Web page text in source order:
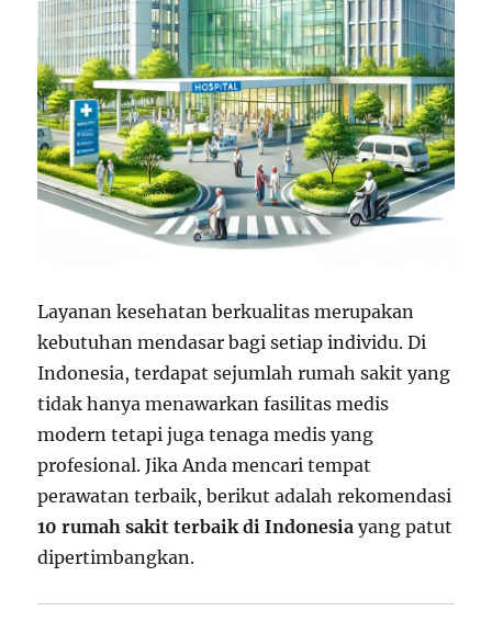
Layanan kesehatan berkualitas merupakan
kebutuhan mendasar bagi setiap individu. Di
Indonesia, terdapat sejumlah rumah sakit yang
tidak hanya menawarkan fasilitas medis
modern tetapi juga tenaga medis yang
profesional. Jika Anda mencari tempat
perawatan terbaik, berikut adalah rekomendasi
10 rumah sakit terbaik di Indonesia yang patut
dipertimbangkan.